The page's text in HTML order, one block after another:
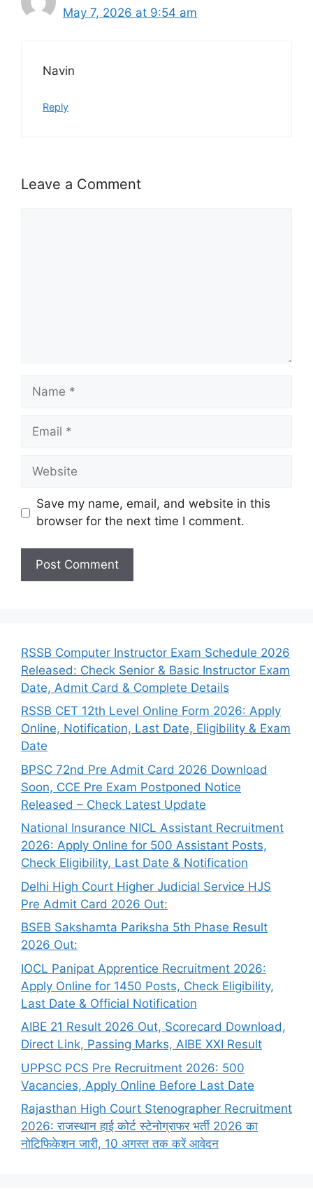
May 7, 2026 at 9:54 am
Navin
Reply
Leave a Comment
Name
Email
Website
Save my name, email, and website in this
browser for the next time I comment.
RSSB Computer Instructor Exam Schedule 2026
Released: Check Senior & Basic Instructor Exam
Date, Admit Card & Complete Details
RSSB CET 12th Level Online Form 2026: Apply
Online, Notification, Last Date, Eligibility & Exam
Date
BPSC 72nd Pre Admit Card 2026 Download
Soon, CCE Pre Exam Postponed Notice
Released – Check Latest Update
National Insurance NICL Assistant Recruitment
2026: Apply Online for 500 Assistant Posts,
Check Eligibility, Last Date & Notification
Delhi High Court Higher Judicial Service HJS
Pre Admit Card 2026 Out:
BSEB Sakshamta Pariksha 5th Phase Result
2026 Out:
IOCL Panipat Apprentice Recruitment 2026:
Apply Online for 1450 Posts, Check Eligibility,
Last Date & Official Notification
AIBE 21 Result 2026 Out, Scorecard Download,
Direct Link, Passing Marks, AIBE XXI Result
UPPSC PCS Pre Recruitment 2026: 500
Vacancies, Apply Online Before Last Date
Rajasthan High Court Stenographer Recruitment
2026: राजस्थान हाई कोर्ट स्टेनोग्राफर भर्ती 2026 का
नोटिफिकेशन जारी, 10 अगस्त तक करें आवेदन